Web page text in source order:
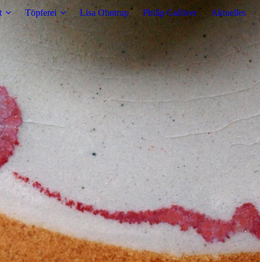
Töpferei Lisa Ohntrup Philip Gulliver Aktuelles